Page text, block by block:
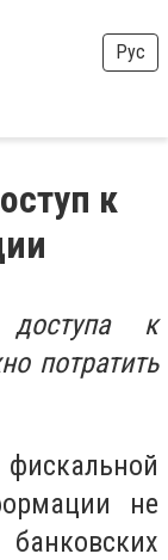
Рус
к
к
потратить
не